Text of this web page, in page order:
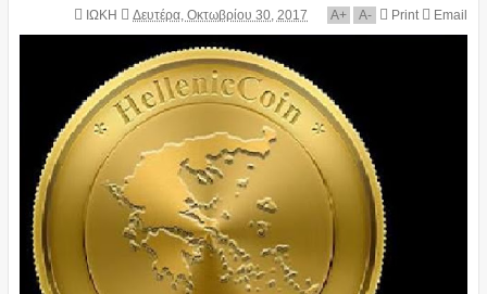
ΙΩΚΗ Δευτέρα, Οκτωβρίου 30, 2017 A+ A- Print Email